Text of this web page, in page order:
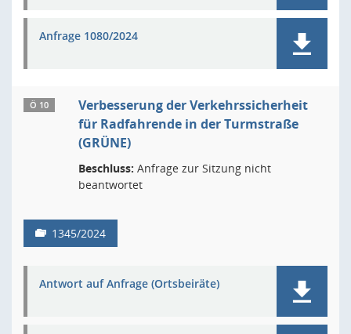
Anfrage 1080/2024
Ö 10
Verbesserung der Verkehrssicherheit
für Radfahrende in der Turmstraße
(GRÜNE)
Beschluss: Anfrage zur Sitzung nicht
beantwortet
1345/2024
Antwort auf Anfrage (Ortsbeiräte)